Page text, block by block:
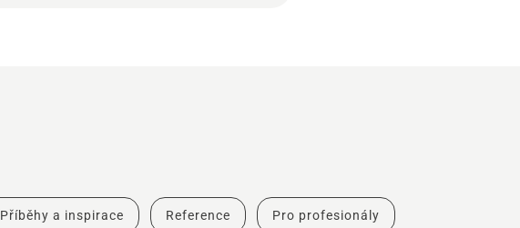
Příběhy a inspirace Reference Pro profesionály